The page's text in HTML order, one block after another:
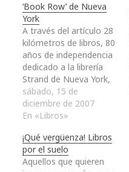
‘Book Row’ de Nueva
York
A través del artículo 28
kilómetros de libros, 80
años de independencia
dedicado a la librería
Strand de Nueva York,
indago un poco más en
lo que en Manhattan se
denomina Book Row o
que en una calle
adyacente Broadway,
en los bloques de
sábado, 15 de
diciembre de 2007
En «Libros»
¡Qué vergüenza! Libros
por el suelo
Aquellos que quieren